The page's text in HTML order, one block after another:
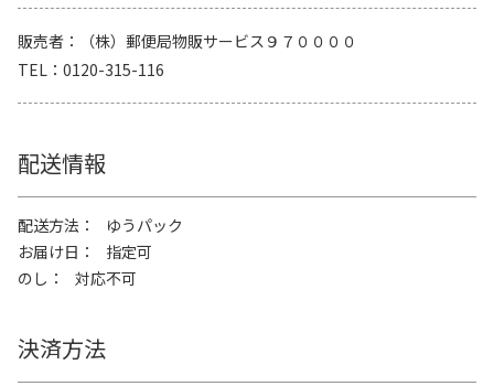
販売者
（株）郵便局物販サービス９７００００
TEL
0120-315-116
配送情報
配送方法
ゆうパック
お届け日
指定可
のし
対応不可
決済方法